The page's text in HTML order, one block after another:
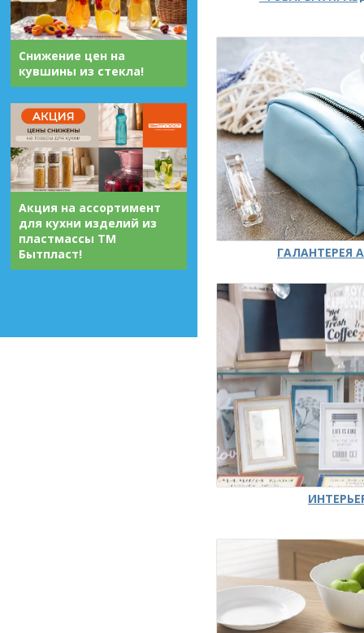
Снижение цен на
кувшины из стекла!
Акция на ассортимент
для кухни изделий из
пластмассы ТМ
Бытпласт!
ГАЛАНТЕРЕЯ